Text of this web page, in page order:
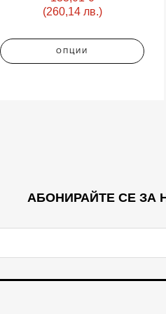
(260,14 лв.)
ОПЦИИ
be
on
the
product
АБОНИРАЙТЕ СЕ